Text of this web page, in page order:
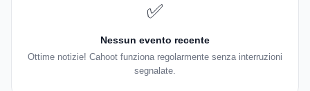
✅
Nessun evento recente
Ottime notizie! Cahoot funziona regolarmente senza interruzioni
segnalate.